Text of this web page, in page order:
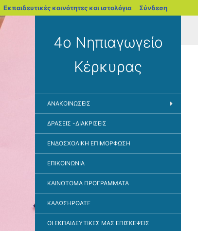
Εκπαιδευτικές κοινότητες και ιστολόγια blogs.sch.gr
Σύνδεση
4ο Νηπιαγωγείο
Κέρκυρας
ΑΝΑΚΟΙΝΏΣΕΙΣ
ΔΡΆΣΕΙΣ -ΔΙΑΚΡΊΣΕΙΣ
ΕΝΔΟΣΧΟΛΙΚΗ ΕΠΙΜΟΡΦΩΣΗ
ΕΠΙΚΟΙΝΩΝΊΑ
ΚΑΙΝΟΤΌΜΑ ΠΡΟΓΡΆΜΜΑΤΑ
ΚΑΛΩΣΉΡΘΑΤΕ
ΟΙ ΕΚΠΑΙΔΕΥΤΙΚΈΣ ΜΑΣ ΕΠΙΣΚΈΨΕΙΣ